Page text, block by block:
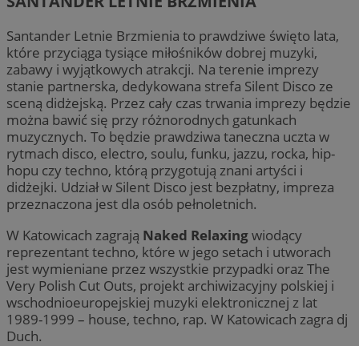
Santander Letnie Brzmienia to prawdziwe święto lata,
które przyciąga tysiące miłośników dobrej muzyki,
zabawy i wyjątkowych atrakcji. Na terenie imprezy
stanie partnerska, dedykowana strefa Silent Disco ze
sceną didżejską. Przez cały czas trwania imprezy będzie
można bawić się przy różnorodnych gatunkach
muzycznych. To będzie prawdziwa taneczna uczta w
rytmach disco, electro, soulu, funku, jazzu, rocka, hip-
hopu czy techno, którą przygotują znani artyści i
didżejki. Udział w Silent Disco jest bezpłatny, impreza
przeznaczona jest dla osób pełnoletnich.
W Katowicach zagrają Naked Relaxingwiodący
reprezentant techno, które w jego setach i utworach
jest wymieniane przez wszystkie przypadki oraz The
Very Polish Cut Outs, projekt archiwizacyjny polskiej i
wschodnioeuropejskiej muzyki elektronicznej z lat
1989-1999 – house, techno, rap. W Katowicach zagra dj
Duch.